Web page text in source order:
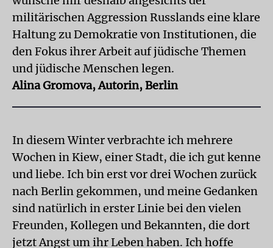
militärischen Aggression Russlands eine klare
Haltung zu Demokratie von Institutionen, die
den Fokus ihrer Arbeit auf jüdische Themen
und jüdische Menschen legen.
Alina Gromova, Autorin, Berlin
In diesem Winter verbrachte ich mehrere
Wochen in Kiew, einer Stadt, die ich gut kenne
und liebe. Ich bin erst vor drei Wochen zurück
nach Berlin gekommen, und meine Gedanken
sind natürlich in erster Linie bei den vielen
Freunden, Kollegen und Bekannten, die dort
jetzt Angst um ihr Leben haben. Ich hoffe